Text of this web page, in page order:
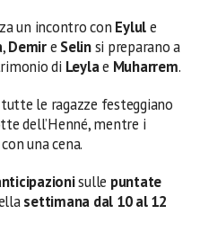
un incontro con Eylule
,Demire Selinsi preparano a
di Leylae Muharrem.
le ragazze festeggiano
dell’Henné, mentre i
con una cena.
sulle puntate
settimana dal 10 al 12